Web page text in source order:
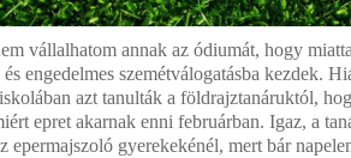
vállalhatom annak az ódiumát, hogy
engedelmes szemétválogatásba kezdek.
azt tanulták a földrajztanáruktól,
epret akarnak enni februárban. Igaz, a
epermajszoló gyerekekénél, mert bár